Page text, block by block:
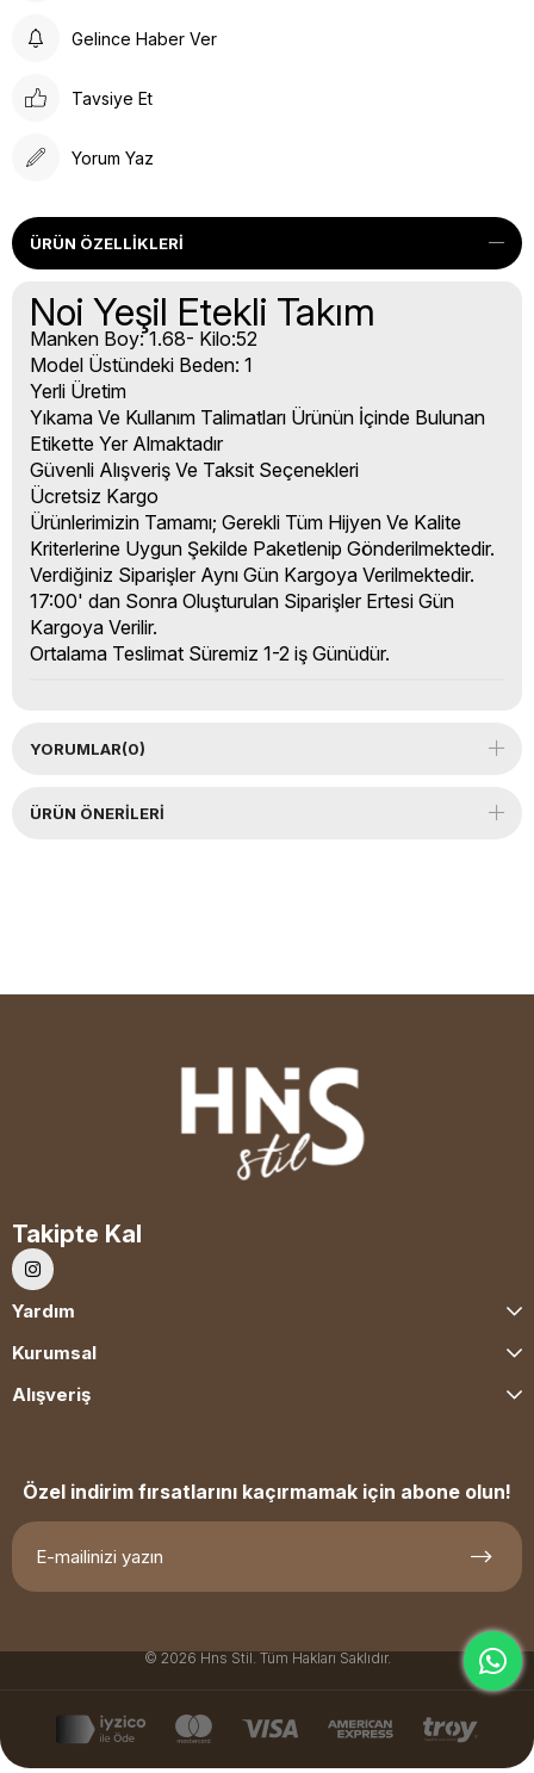
Gelince Haber Ver
Tavsiye Et
Yorum Yaz
ÜRÜN ÖZELLIKLERI
Noi Yeşil Etekli Takım
Manken Boy: 1.68- Kilo:52
Model Üstündeki Beden: 1
Yerli Üretim
Yıkama Ve Kullanım Talimatları Ürünün İçinde Bulunan
Etikette Yer Almaktadır
Güvenli Alışveriş Ve Taksit Seçenekleri
Ücretsiz Kargo
Ürünlerimizin Tamamı; Gerekli Tüm Hijyen Ve Kalite
Kriterlerine Uygun Şekilde Paketlenip Gönderilmektedir.
Verdiğiniz Siparişler Aynı Gün Kargoya Verilmektedir.
17:00' dan Sonra Oluşturulan Siparişler Ertesi Gün
Kargoya Verilir.
Ortalama Teslimat Süremiz 1-2 iş Günüdür.
YORUMLAR(0)
ÜRÜN ÖNERILERI
Takipte Kal
Yardım
Kurumsal
Alışveriş
Özel indirim fırsatlarını kaçırmamak için abone olun!
© 2026 Hns Stil. Tüm Hakları Saklıdır.